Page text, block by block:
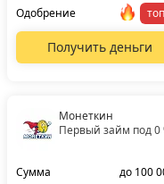
Одобрение
топ
Получить деньги
Монеткин
Первый займ под 0
Сумма
до 100